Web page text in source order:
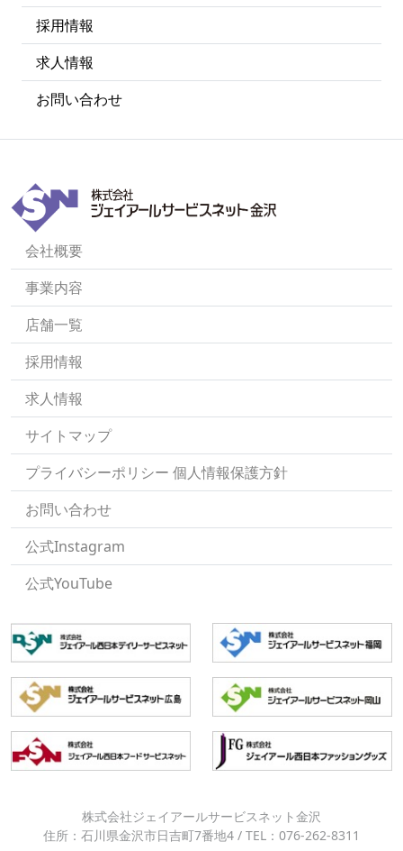
採用情報
求人情報
お問い合わせ
会社概要
事業内容
店舗一覧
採用情報
求人情報
サイトマップ
プライバシーポリシー 個人情報保護方針
お問い合わせ
公式Instagram
公式YouTube
株式会社ジェイアールサービスネット金沢
住所：石川県金沢市日吉町7番地4 / TEL：076-262-8311